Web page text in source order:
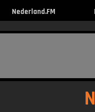
Nederland.FM